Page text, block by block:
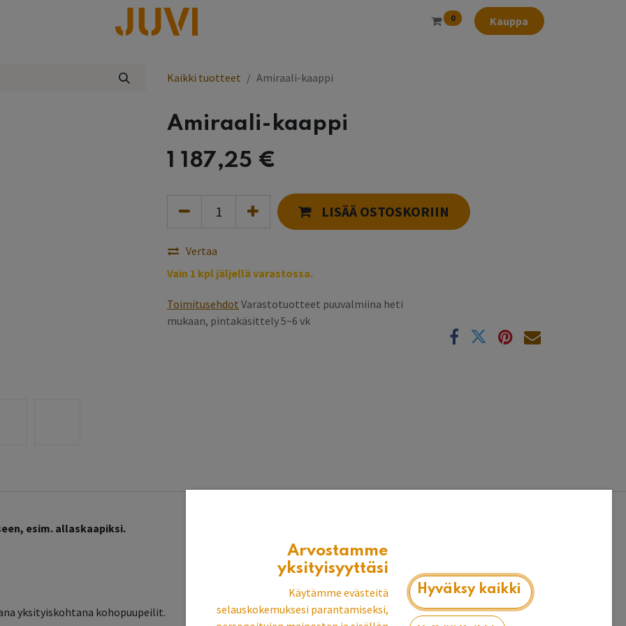
0 Kauppa
Kaikki tuotteet Amiraali-kaappi
Amiraali-kaappi
1 187,25 €
LISÄÄ OSTOSKORIIN
Vertaa
Vain 1 kpl jäljellä varastossa.
Toimitusehdot Varastotuotteet puuvalmiina heti
mukaan, pintakäsittely 5~6 vk
esim. allaskaapiksi.
yksityiskohtana kohopuupeilit.
Arvostamme
yksityisyyttäsi
Käytämme evästeitä
selauskokemuksesi parantamiseksi,
Hyväksy kaikki